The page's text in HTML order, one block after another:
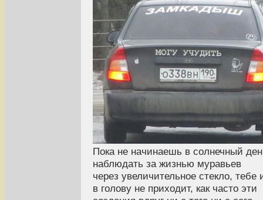
Пока не начинаешь в солнечный
наблюдать за жизнью муравьев
через увеличительное стекло, тебе
в голову не приходит, как часто эти